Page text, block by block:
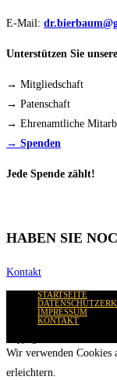
E-Mail:
Unterstützen Sie
→ Mitgliedschaft
→ Patenschaft
→ Ehrenamtliche
→ Spenden
Jede Spende zählt!
HABEN SIE
Kontakt
STARTSEITE
IMPRESSUM
KONTAKT
Wir verwenden Cookies
erleichtern.